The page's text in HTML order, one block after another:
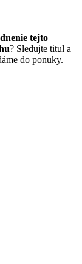
tejto
? Sledujte titul a
do ponuky.